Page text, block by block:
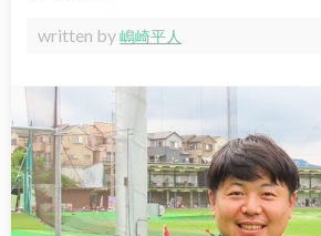
written by嶋崎平人